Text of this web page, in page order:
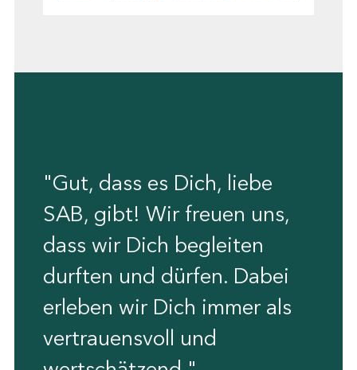
"Gut, dass es Dich, liebe
SAB, gibt! Wir freuen uns,
dass wir Dich begleiten
durften und dürfen. Dabei
erleben wir Dich immer als
vertrauensvoll und